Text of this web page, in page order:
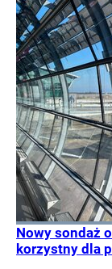
Nowy sondaż
korzystny dla